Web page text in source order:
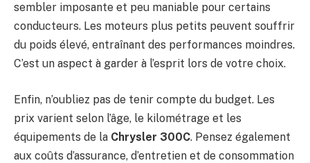
sembler imposante et peu maniable pour certains
conducteurs. Les moteurs plus petits peuvent souffrir
du poids élevé, entraînant des performances moindres.
C’est un aspect à garder à l’esprit lors de votre choix.
Enfin, n’oubliez pas de tenir compte du budget. Les
prix varient selon l’âge, le kilométrage et les
équipements de la Chrysler 300C. Pensez également
aux coûts d’assurance, d’entretien et de consommation